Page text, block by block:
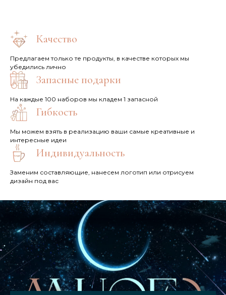
Качество
Предлагаем только те продукты, в качестве которых мы
убедились лично
Запасные подарки
На каждые 100 наборов мы кладем 1 запасной
Гибкость
Мы можем взять в реализацию ваши самые креативные и
интересные идеи
Индивидуальность
Заменим составляющие, нанесем логотип или отрисуем
дизайн под вас